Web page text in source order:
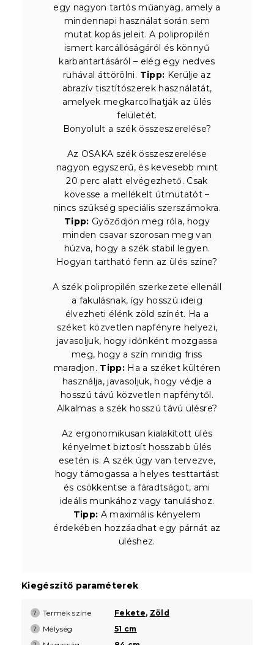
egy nagyon tartós műanyag, amely a
mindennapi használat során sem
mutat kopás jeleit. A polipropilén
ismert karcállóságáról és könnyű
karbantartásáról – elég egy nedves
ruhával áttörölni. Tipp: Kerülje az
abrazív tisztítószerek használatát,
amelyek megkarcolhatják az ülés
felületét.
Bonyolult a szék összeszerelése?
Az OSAKA szék összeszerelése
nagyon egyszerű, és kevesebb mint
20 perc alatt elvégezhető. Csak
kövesse a mellékelt útmutatót –
nincs szükség speciális szerszámokra.
Tipp: Győződjön meg róla, hogy
minden csavar szorosan meg van
húzva, hogy a szék stabil legyen.
Hogyan tartható fenn az ülés színe?
A szék polipropilén szerkezete ellenáll
a fakulásnak, így hosszú ideig
élvezheti élénk zöld színét. Ha a
széket közvetlen napfényre helyezi,
javasoljuk, hogy időnként mozgassa
meg, hogy a szín mindig friss
maradjon. Tipp: Ha a széket kültéren
használja, javasoljuk, hogy védje a
hosszú távú közvetlen napfénytől.
Alkalmas a szék hosszú távú ülésre?
Az ergonomikusan kialakított ülés
kényelmet biztosít hosszabb ülés
esetén is. A szék úgy van tervezve,
hogy támogassa a helyes testtartást
és csökkentse a fáradtságot, ami
ideális munkához vagy tanuláshoz.
Tipp: A maximális kényelem
érdekében hozzáadhat egy párnát az
üléshez.
Kiegészítő paraméterek
? Termék színe Fekete, Zöld
? Mélység 51 cm